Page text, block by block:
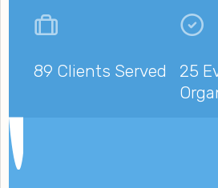
89 Clients Served
25